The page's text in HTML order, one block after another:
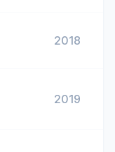
2018
2019